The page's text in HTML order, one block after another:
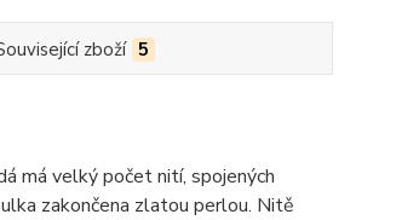
zboží 5
má velký počet nití, spojených
zakončena zlatou perlou. Nitě